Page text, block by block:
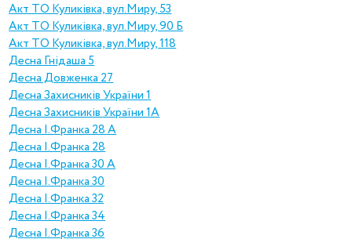
Акт ТО Куликівка, вул.Миру, 53
Акт ТО Куликівка, вул.Миру, 90 Б
Акт ТО Куликівка, вул.Миру, 118
Десна Гнідаша 5
Десна Довженка 27
Десна Захисників України 1
Десна Захисників України 1А
Десна І.Франка 28 А
Десна І.Франка 28
Десна І.Франка 30 А
Десна І.Франка 30
Десна І.Франка 32
Десна І.Франка 34
Десна І.Франка 36